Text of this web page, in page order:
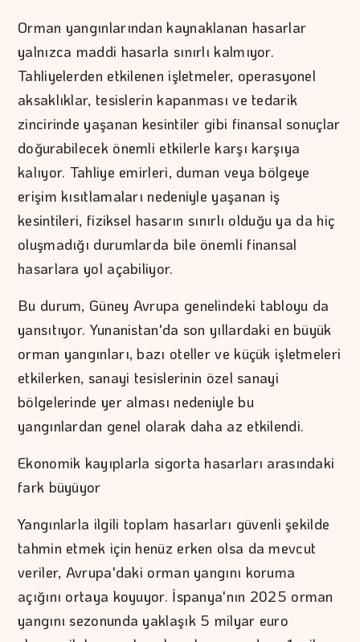
Orman yangınlarından kaynaklanan hasarlar
yalnızca maddi hasarla sınırlı kalmıyor.
Tahliyelerden etkilenen işletmeler, operasyonel
aksaklıklar, tesislerin kapanması ve tedarik
zincirinde yaşanan kesintiler gibi finansal sonuçlar
doğurabilecek önemli etkilerle karşı karşıya
kalıyor. Tahliye emirleri, duman veya bölgeye
erişim kısıtlamaları nedeniyle yaşanan iş
kesintileri, fiziksel hasarın sınırlı olduğu ya da hiç
oluşmadığı durumlarda bile önemli finansal
hasarlara yol açabiliyor.
Bu durum, Güney Avrupa genelindeki tabloyu da
yansıtıyor. Yunanistan'da son yıllardaki en büyük
orman yangınları, bazı oteller ve küçük işletmeleri
etkilerken, sanayi tesislerinin özel sanayi
bölgelerinde yer alması nedeniyle bu
yangınlardan genel olarak daha az etkilendi.
Ekonomik kayıplarla sigorta hasarları arasındaki
fark büyüyor
Yangınlarla ilgili toplam hasarları güvenli şekilde
tahmin etmek için henüz erken olsa da mevcut
veriler, Avrupa'daki orman yangını koruma
açığını ortaya koyuyor. İspanya'nın 2025 orman
yangını sezonunda yaklaşık 5 milyar euro